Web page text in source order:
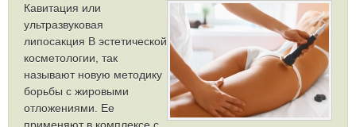
Кавитация или
ультразвуковая
липосакция В эстетической
косметологии, так
называют новую методику
борьбы с жировыми
отложениями. Ее